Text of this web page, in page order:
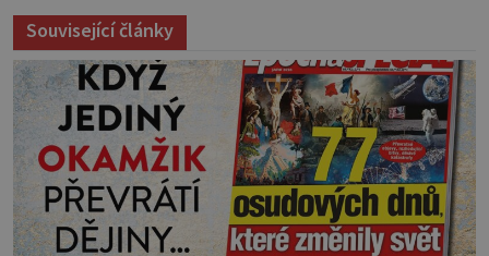
Související články